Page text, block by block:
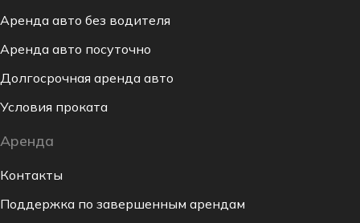
Аренда авто без водителя
Аренда авто посуточно
Долгосрочная аренда авто
Условия проката
Аренда
Контакты
Поддержка по завершенным арендам